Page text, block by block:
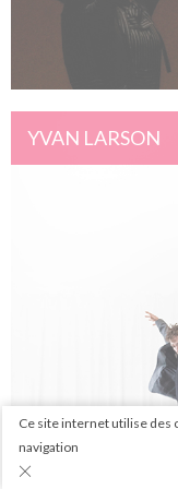
Fisica
YVAN LARSON
Ce site internet utilise des
navigation